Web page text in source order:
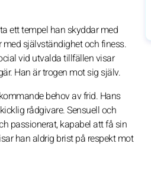
ett tempel han skyddar med
självständighet och finess.
vid utvalda tillfällen visar
Han är trogen mot sig själv.
behov av frid. Hans
rådgivare. Sensuell och
passionerat, kapabel att få sin
han aldrig brist på respekt mot